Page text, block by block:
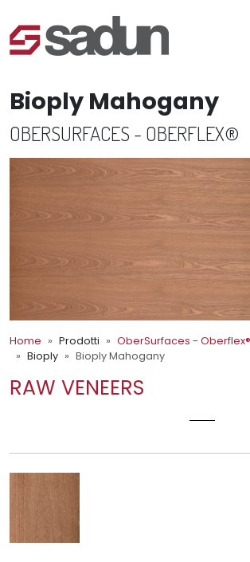
Bioply Mahogany
OBERSURFACES - OBERFLEX®
Home Prodotti OberSurfaces - Oberflex®
Bioply
Bioply Mahogany
RAW VENEERS